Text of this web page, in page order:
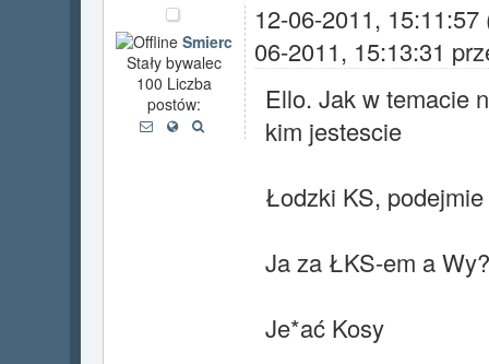
Smierc
Stały bywalec
100 Liczba
postów:
12-06-2011, 15:11:57
06-2011, 15:13:31
Ello. Jak w temacie
kim jestescie
Łodzki KS,
Ja za ŁKS-em a Wy?
Je*ać Kosy